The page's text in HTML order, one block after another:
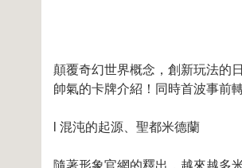
顛覆奇幻世界概念，創新玩法的
帥氣的卡牌介紹！同時首波事前
l 混沌的起源、聖都米德蘭
隨著形象官網的釋出，越來越多